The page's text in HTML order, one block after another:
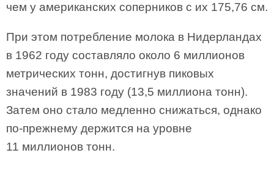
чем у американских соперников с их 175,76 см.
При этом потребление молока в Нидерландах
в 1962 году составляло около 6 миллионов
метрических тонн, достигнув пиковых
значений в 1983 году (13,5 миллиона тонн).
Затем оно стало медленно снижаться, однако
по-­прежнему держится на уровне
11 миллионов тонн.